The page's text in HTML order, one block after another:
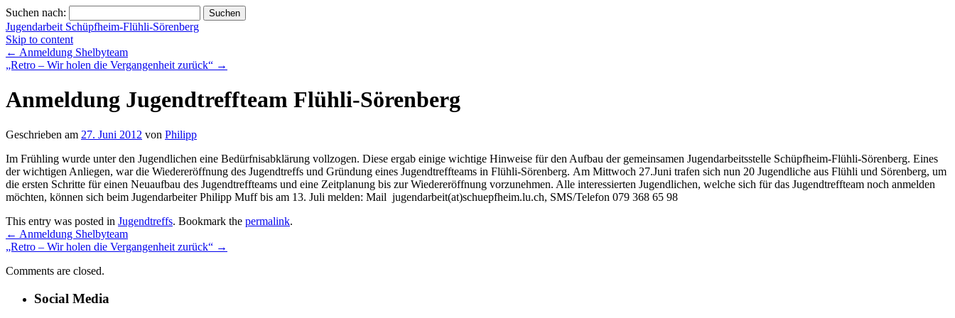
Suchen nach:
Jugendarbeit Schüpfheim-Flühli-Sörenberg
Skip to content
← Anmeldung Shelbyteam
„Retro – Wir holen die Vergangenheit zurück“ →
Anmeldung Jugendtreffteam Flühli-Sörenberg
Geschrieben am 27. Juni 2012 von Philipp
Im Frühling wurde unter den Jugendlichen eine Bedürfnisabklärung vollzogen. Diese ergab einige wichtige Hinweise für den Aufbau der gemeinsamen Jugendarbeitsstelle Schüpfheim-Flühli-Sörenberg. Eines
der wichtigen Anliegen, war die Wiedereröffnung des Jugendtreffs und Gründung eines Jugendtreffteams in Flühli-Sörenberg. Am Mittwoch 27.Juni trafen sich nun 20 Jugendliche aus Flühli und Sörenberg, um
die ersten Schritte für einen Neuaufbau des Jugendtreffteams und eine Zeitplanung bis zur Wiedereröffnung vorzunehmen. Alle interessierten Jugendlichen, welche sich für das Jugendtreffteam noch anmelden
möchten, können sich beim Jugendarbeiter Philipp Muff bis am 13. Juli melden: Mail jugendarbeit(at)schuepfheim.lu.ch, SMS/Telefon 079 368 65 98
This entry was posted in Jugendtreffs. Bookmark the permalink.
← Anmeldung Shelbyteam
„Retro – Wir holen die Vergangenheit zurück“ →
Comments are closed.
Social Media